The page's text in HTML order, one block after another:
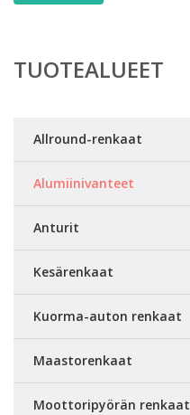
TUOTEALUEET
Allround-renkaat
Alumiinivanteet
Anturit
Kesärenkaat
Kuorma-auton renkaat
Maastorenkaat
Moottoripyörän renkaat